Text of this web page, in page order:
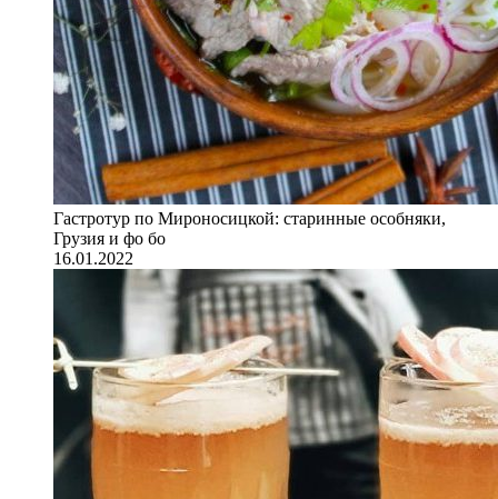
Гастротур по Мироносицкой: старинные особняки,
Грузия и фо бо
16.01.2022